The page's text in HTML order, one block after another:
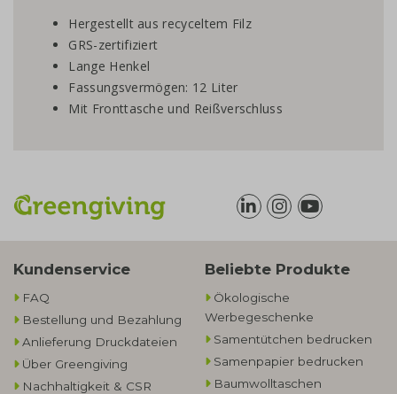
Hergestellt aus recyceltem Filz
GRS-zertifiziert
Lange Henkel
Fassungsvermögen: 12 Liter
Mit Fronttasche und Reißverschluss
Kundenservice
FAQ
Bestellung und Bezahlung
Anlieferung Druckdateien
Über Greengiving
Nachhaltigkeit & CSR
Beliebte Produkte
Ökologische
Werbegeschenke​
Samentütchen bedrucken
Samenpapier bedrucken
Baumwolltaschen​